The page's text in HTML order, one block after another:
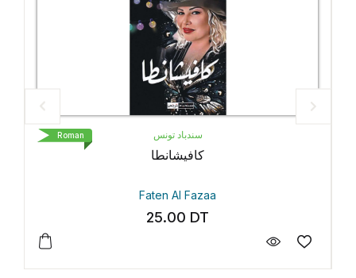
سندباد تونس
كافيشانطا